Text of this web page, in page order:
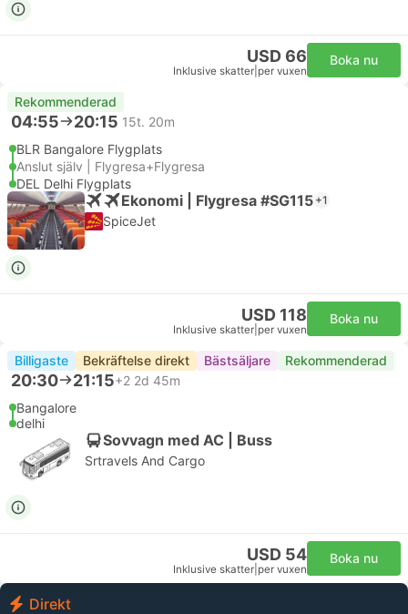
USD 66
Inklusive skatter per vuxen
Boka nu
Rekommenderad
04:55 20:15 15t. 20m
BLR Bangalore Flygplats
Anslut själv | Flygresa+Flygresa
DEL Delhi Flygplats
Ekonomi | Flygresa #SG115 +1
SpiceJet
USD 118
Inklusive skatter per vuxen
Boka nu
Billigaste Bekräftelse direkt Bästsäljare Rekommenderad
20:30 21:15+2 2d 45m
Bangalore
delhi
Sovvagn med AC | Buss
Srtravels And Cargo
USD 54
Inklusive skatter per vuxen
Boka nu
Direkt